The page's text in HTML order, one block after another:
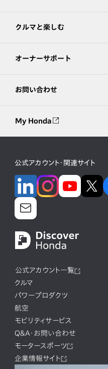
クルマと楽しむ
オーナーサポート
お問い合わせ
My Honda
公式アカウント・関連サイト
公式アカウント一覧
クルマ
パワープロダクツ
航空
モビリティサービス
Q&A・お問い合わせ
モータースポーツ
企業情報サイト